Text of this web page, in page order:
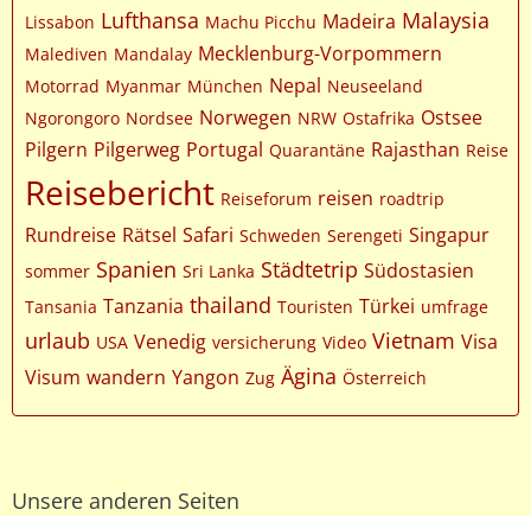
Lissabon Lufthansa Machu Picchu Madeira Malaysia
Malediven Mandalay Mecklenburg-Vorpommern
Motorrad Myanmar München Nepal Neuseeland
Ngorongoro Nordsee Norwegen NRW Ostafrika Ostsee
Pilgern Pilgerweg Portugal Quarantäne Rajasthan Reise
Reisebericht Reiseforum reisen roadtrip
Rundreise Rätsel Safari Schweden Serengeti Singapur
sommer Spanien Sri Lanka Städtetrip Südostasien
Tansania Tanzania thailand Touristen Türkei umfrage
urlaub USA Venedig versicherung Video Vietnam Visa
Visum wandern Yangon Zug Ägina Österreich
Unsere anderen Seiten